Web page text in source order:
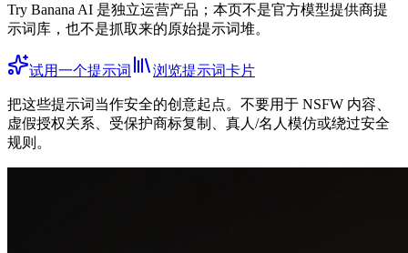
Try Banana AI 是独立运营产品；本页不是官方模型提供商提
示词库，也不是抓取来的原始提示词堆。
试用一个提示词 浏览提示词卡片
把这些提示词当作安全的创意起点。不要用于 NSFW 内容、
虚假授权关系、受保护商标复制、真人/名人模仿或绕过安全
规则。